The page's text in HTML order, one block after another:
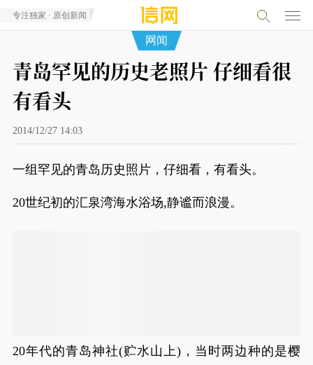
专注独家 · 原创新闻
网闻
青岛罕见的历史老照片 仔细看很
有看头
2014/12/27 14:03
一组罕见的青岛历史照片，仔细看，有看头。
20世纪初的汇泉湾海水浴场,静谧而浪漫。
20年代的青岛神社(贮水山上)，当时两边种的是樱